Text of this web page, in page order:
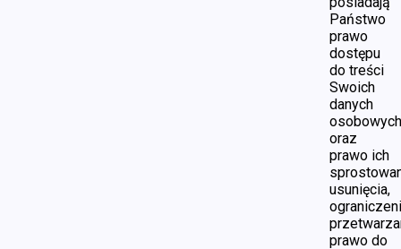
Państwo
prawo
dostępu
do treści
Swoich
danych
osobowych
oraz
prawo ich
usunięcia,
prawo do